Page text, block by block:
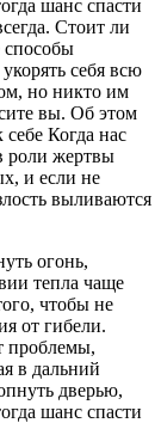
шанс спасти
Стоит ли
способы
себя всю
но никто им
вы. Об этом
Когда нас
роли жертвы
и если не
выливаются
огонь,
тепла чаще
чтобы не
от гибели.
проблемы,
в дальний
дверью,
шанс спасти